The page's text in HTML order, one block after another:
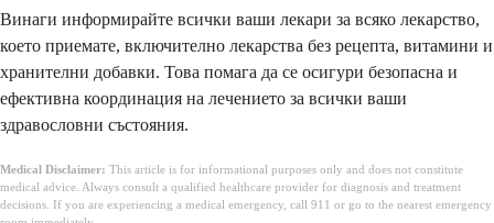
Винаги информирайте всички ваши лекари за всяко лекарство,
което приемате, включително лекарства без рецепта, витамини и
хранителни добавки. Това помага да се осигури безопасна и
ефективна координация на лечението за всички ваши
здравословни състояния.
Medical Disclaimer: This article is for informational purposes only and does not constitute
medical advice. Always consult a qualified healthcare provider for diagnosis and treatment
decisions. If you are experiencing a medical emergency, call 911 or go to the nearest emergency